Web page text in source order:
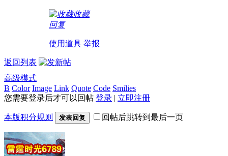
收藏
回复
使用道具 举报
返回列表
高级模式
B Color Image Link Quote Code Smilies
您需要登录后才可以回帖 登录 | 立即注册
本版积分规则 发表回复 回帖后跳转到最后一页